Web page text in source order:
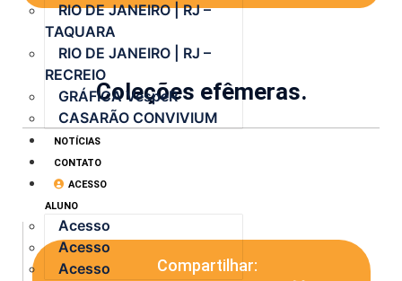
RIO DE JANEIRO | RJ –
TAQUARA
RIO DE JANEIRO | RJ –
RECREIO
GRÁFICA VespeR
CASARÃO CONVIVIUM
NOTÍCIAS
CONTATO
ACESSO
ALUNO
Acesso
Acesso
Acesso
Coleções efêmeras.
Compartilhar: